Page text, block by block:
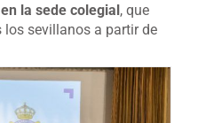
la sede colegial, que
sevillanos a partir de